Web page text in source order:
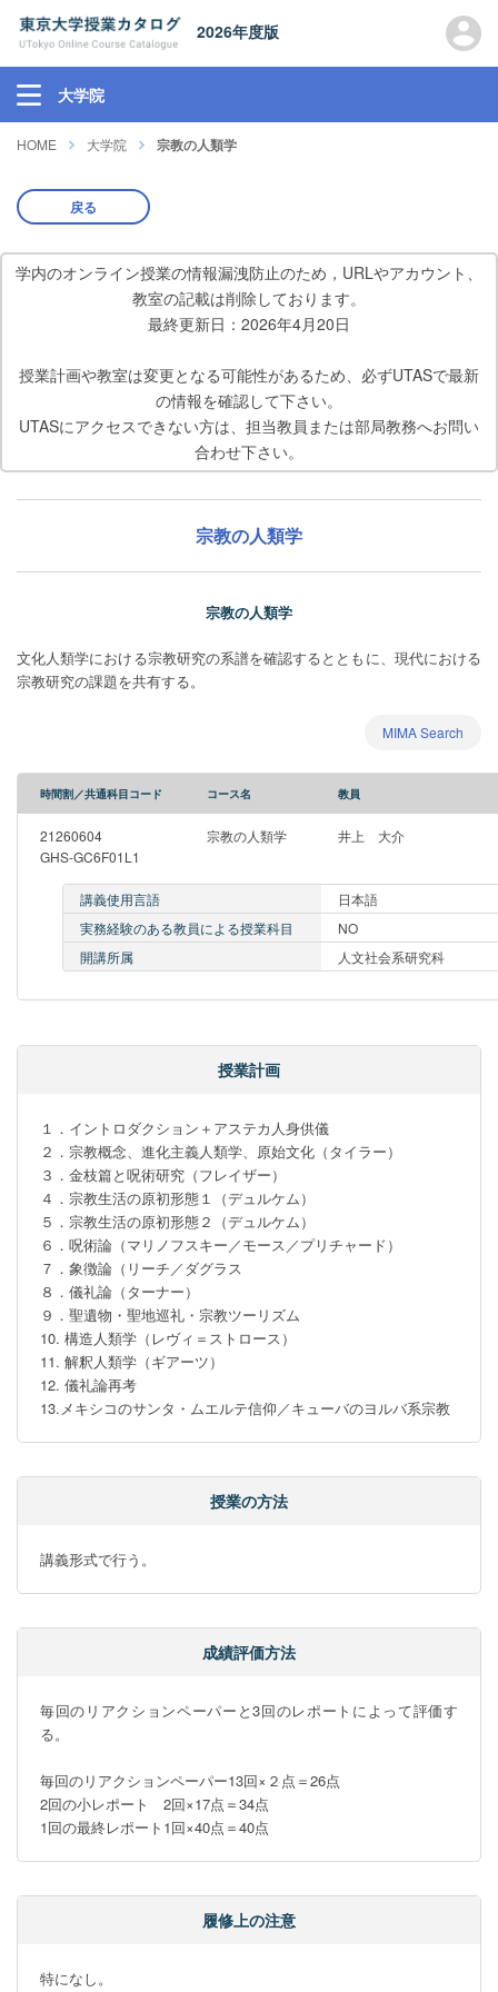
2026年度版
大学院
HOME 大学院 宗教の人類学
戻る
学内のオンライン授業の情報漏洩防止のため，URLやアカウント、
教室の記載は削除しております。
最終更新日：2026年4月20日
授業計画や教室は変更となる可能性があるため、必ずUTASで最新
の情報を確認して下さい。
UTASにアクセスできない方は、担当教員または部局教務へお問い
合わせ下さい。
宗教の人類学
宗教の人類学
文化人類学における宗教研究の系譜を確認するとともに、現代における
宗教研究の課題を共有する。
MIMA Search
時間割／共通科目コード コース名 教員
21260604
GHS-GC6F01L1
宗教の人類学 井上 大介
講義使用言語
日本語
実務経験のある教員による授業科目
NO
開講所属
人文社会系研究科
授業計画
１．イントロダクション＋アステカ人身供儀
２．宗教概念、進化主義人類学、原始文化（タイラー）
３．金枝篇と呪術研究（フレイザー）
４．宗教生活の原初形態１（デュルケム）
５．宗教生活の原初形態２（デュルケム）
６．呪術論（マリノフスキー／モース／プリチャード）
７．象徴論（リーチ／ダグラス
８．儀礼論（ターナー）
９．聖遺物・聖地巡礼・宗教ツーリズム
10. 構造人類学（レヴィ＝ストロース）
11. 解釈人類学（ギアーツ）
12. 儀礼論再考
13.メキシコのサンタ・ムエルテ信仰／キューバのヨルバ系宗教
授業の方法
講義形式で行う。
成績評価方法
毎回のリアクションペーパーと3回のレポートによって評価す
る。
毎回のリアクションペーパー13回×２点＝26点
2回の小レポート　2回×17点＝34点
1回の最終レポート1回×40点＝40点
履修上の注意
特になし。